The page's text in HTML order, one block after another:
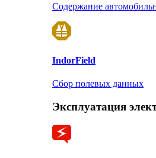
Содержание
IndorField
Сбор полевых данных
Эксплуатация